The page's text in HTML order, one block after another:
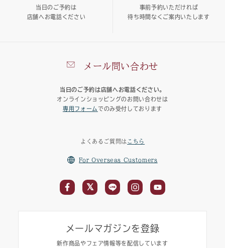
メール問い合わせ
当日のご予約は店舗へお電話ください。
オンラインショッピングのお問い合わせは
専用フォーム でのみ受付しております
当日のご予約は
店舗へお電話ください
事前予約いただければ
待ち時間なくご案内いたします
よくあるご質問は こちら
For Overseas Customers
メールマガジンを登録
新作商品やフェア情報等を配信しています